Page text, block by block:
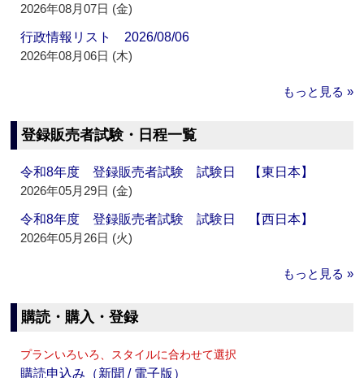
2026年08月07日 (金)
行政情報リスト 2026/08/06
2026年08月06日 (木)
もっと見る »
登録販売者試験・日程一覧
令和8年度 登録販売者試験 試験日 【東日本】
2026年05月29日 (金)
令和8年度 登録販売者試験 試験日 【西日本】
2026年05月26日 (火)
もっと見る »
購読・購入・登録
プランいろいろ、スタイルに合わせて選択
購読申込み（新聞 / 電子版）